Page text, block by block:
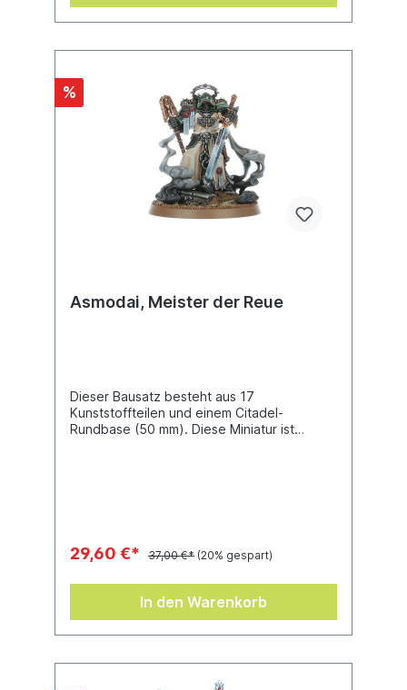
%
Asmodai, Meister der Reue
Dieser Bausatz besteht aus 17
Kunststoffteilen und einem Citadel-
Rundbase (50 mm). Diese Miniatur ist
29,60 €* 37,00 €* (20% gespart)
In den Warenkorb